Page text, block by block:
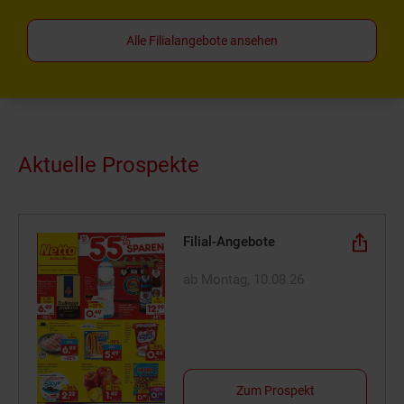
Alle Filialangebote ansehen
Aktuelle Prospekte
Filial-Angebote
Zum Prospekt